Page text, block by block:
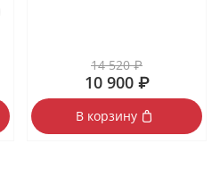
14 520 ₽
10 900 ₽
В корзину